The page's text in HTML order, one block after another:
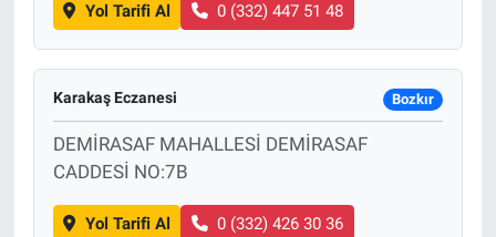
Yol Tarifi Al 0 (332) 447 51 48
Karakaş Eczanesi Bozkır
DEMİRASAF MAHALLESİ DEMİRASAF
CADDESİ NO:7B
Yol Tarifi Al 0 (332) 426 30 36